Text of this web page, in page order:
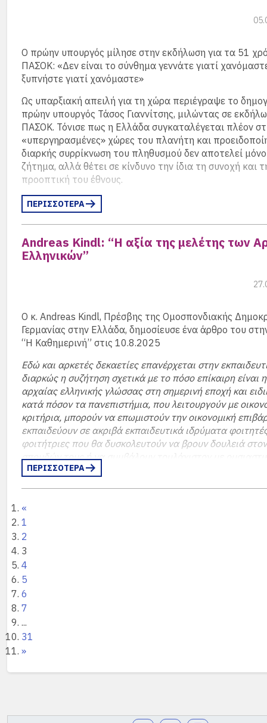
O πρώην υπουργός μίλησε στην εκδήλωση για τα 51
ΠΑΣΟΚ: «Δεν είναι το σύνθημα γεννάτε γιατί
ξυπνήστε γιατί χανόμαστε»
Ως υπαρξιακή απειλή για τη χώρα περιέγραψε το
πρώην υπουργός Τάσος Γιαννίτσης, μιλώντας σε
ΠΑΣΟΚ. Τόνισε πως η Ελλάδα συγκαταλέγεται πλέον
«υπεργηρασμένες» χώρες του πλανήτη και
διαρκής συρρίκνωση του πληθυσμού δεν αποτελεί
ζήτημα, αλλά θέτει σε κίνδυνο την ίδια τη συνοχή και
προοπτική του έθνους.
Ο κ. Γιαννίτσης επεσήμανε ότι η κρίση του 2009
δραματικά την κατάσταση, οδηγώντας σε μαζική φυγή
κατάρρευση της γεννητικότητας. Υπογράμμισε πως
έως το 2023 οι γεννήσεις υπολείπονται των θανάτων
390.000 άτομα, ενώ ο ενεργός πληθυσμός έχει μειωθεί
μεταναστών εργατών από την Ελλάδα, λόγω των
εργασίας και διαβίωσης. «Η χώρα δεν μπορεί πλέον να
προσελκύσει ούτε τον κόσμο που κάλυπτε
(περισσότερα…)
ΠΕΡΙΣΣΟΤΕΡΑ
Andreas Kindl: “Η αξία της μελέτης των
Ελληνικών”
Ο κ. Andreas Kindl, Πρέσβης της Ομοσπονδιακής
Γερμανίας στην Ελλάδα, δημοσίευσε ένα άρθρο του
“Η Καθημερινή” στις 10.8.2025
Εδώ και αρκετές δεκαετίες επανέρχεται στην
διαρκώς η συζήτηση σχετικά με το πόσο επίκαιρη είναι
αρχαίας ελληνικής γλώσσας στη σημερινή εποχή και
κατά πόσον τα πανεπιστήμια, που λειτουργούν με
κριτήρια, μπορούν να επωμιστούν την οικονομική
εκπαιδεύουν σε ακριβά εκπαιδευτικά ιδρύματα
φοιτήτριες που θα δυσκολευτούν να βρουν δουλειά
σπουδών τους ή να συμβάλουν τουλάχιστον με
στην κοινωνία και στο κρατικό οικοδόμημα. Σε τι
Οι υπέρμαχοί της υποστηρίζουν ότι πρέπει κανείς να
Αρχαία Ελληνικά, ώστε να είναι σε θέση να διαβάσει τα
Ομήρου και του Πλάτωνα από το πρωτότυπο ή διότι οι
αρχαίας ελληνικής γραμματικής βοηθούν στην
γλωσσών. Αλλά ποιος από εμάς διαβάζει όντως τον
Θουκυδίδη και τον Αριστοτέλη από το πρωτότυπο;
(περισσότερα…)
ΠΕΡΙΣΣΟΤΕΡΑ
«
1
2
3
4
5
6
7
...
31
»